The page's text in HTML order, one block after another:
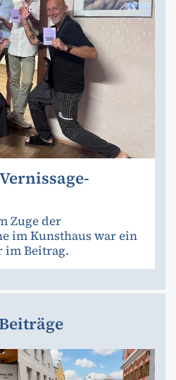
Zuge der
im Kunsthaus war ein
im Beitrag.